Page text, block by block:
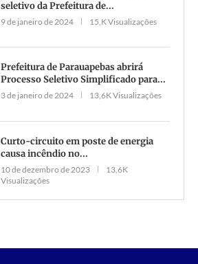
seletivo da Prefeitura de...
9 de janeiro de 2024 15,K Visualizações
Prefeitura de Parauapebas abrirá
Processo Seletivo Simplificado para...
3 de janeiro de 2024 13,6K Visualizações
Curto-circuito em poste de energia
causa incêndio no...
10 de dezembro de 2023
13,6K
Visualizações